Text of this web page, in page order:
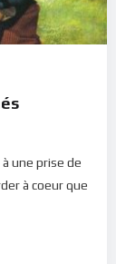
une prise de
à coeur que